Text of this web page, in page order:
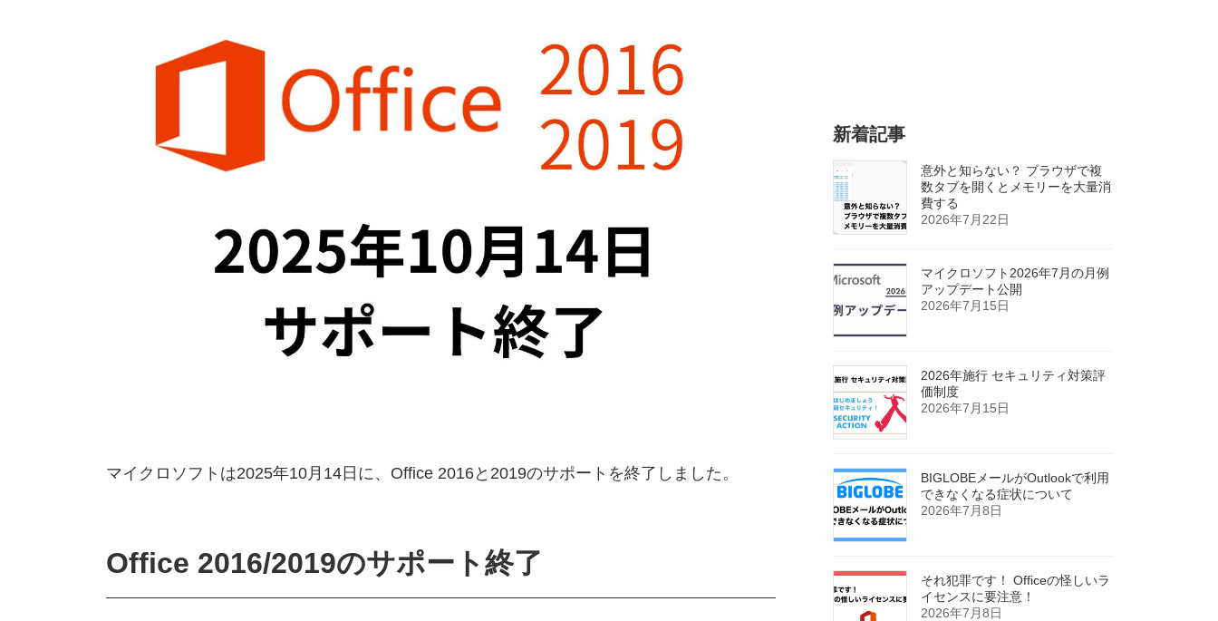
マイクロソフトは2025年10月14日に、Office 2016と2019のサポートを終了しました。
Office 2016/2019のサポート終了
新着記事
意外と知らない？ ブラウザで複
数タブを開くとメモリーを大量消
費する
2026年7月22日
マイクロソフト2026年7月の月例
アップデート公開
2026年7月15日
2026年施行 セキュリティ対策評
価制度
2026年7月15日
BIGLOBEメールがOutlookで利用
できなくなる症状について
2026年7月8日
それ犯罪です！ Officeの怪しいラ
イセンスに要注意！
2026年7月8日